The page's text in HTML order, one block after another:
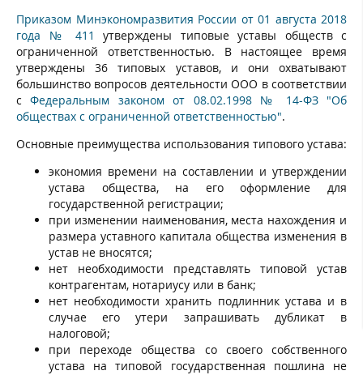
Приказом Минэкономразвития России от 01 августа 2018
года № 411
утверждены типовые уставы обществ с
ограниченной ответственностью. В настоящее время
утверждены 36 типовых уставов, и они охватывают
большинство вопросов деятельности ООО в соответствии
сФедеральным законом от 08.02.1998 № 14-ФЗ "Об
обществах с ограниченной ответственностью".
Основные преимущества использования типового устава:
экономия времени на составлении и утверждении
устава общества, на его оформление для
государственной регистрации;
при изменении наименования, места нахождения и
размера уставного капитала общества изменения в
устав не вносятся;
нет необходимости представлять типовой устав
контрагентам, нотариусу или в банк;
нет необходимости хранить подлинник устава и в
случае его утери запрашивать дубликат в
налоговой;
при переходе общества со своего собственного
устава на типовой государственная пошлина не